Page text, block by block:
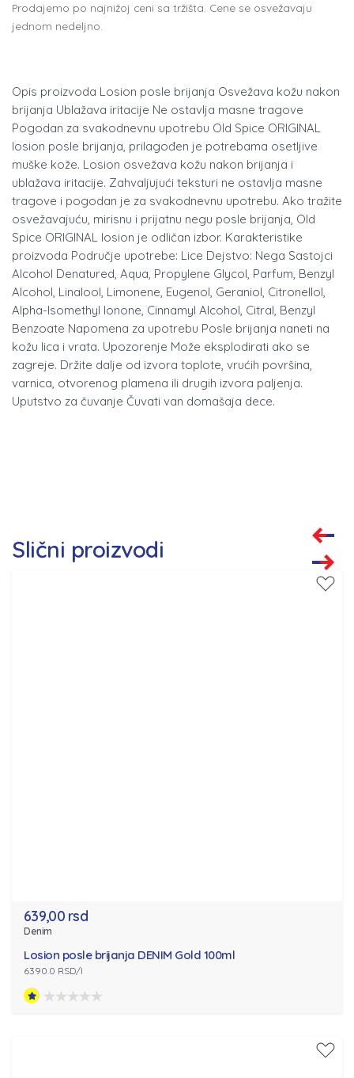
Prodajemo po najnižoj ceni sa tržišta. Cene se osvežavaju
jednom nedeljno.
Opis proizvoda Losion posle brijanja Osvežava kožu nakon
brijanja Ublažava iritacije Ne ostavlja masne tragove
Pogodan za svakodnevnu upotrebu Old Spice ORIGINAL
losion posle brijanja, prilagođen je potrebama osetljive
muške kože. Losion osvežava kožu nakon brijanja i
ublažava iritacije. Zahvaljujući teksturi ne ostavlja masne
tragove i pogodan je za svakodnevnu upotrebu. Ako tražite
osvežavajuću, mirisnu i prijatnu negu posle brijanja, Old
Spice ORIGINAL losion je odličan izbor. Karakteristike
proizvoda Područje upotrebe: Lice Dejstvo: Nega Sastojci
Alcohol Denatured, Aqua, Propylene Glycol, Parfum, Benzyl
Alcohol, Linalool, Limonene, Eugenol, Geraniol, Citronellol,
Alpha-Isomethyl Ionone, Cinnamyl Alcohol, Citral, Benzyl
Benzoate Napomena za upotrebu Posle brijanja naneti na
kožu lica i vrata. Upozorenje Može eksplodirati ako se
zagreje. Držite dalje od izvora toplote, vrućih površina,
varnica, otvorenog plamena ili drugih izvora paljenja.
Uputstvo za čuvanje Čuvati van domašaja dece.
Slični proizvodi
639,00 rsd
Denim
Losion posle brijanja DENIM Gold 100ml
6390.0 RSD/l